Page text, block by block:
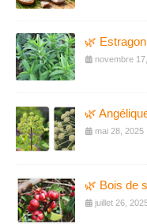
🌿
novembre
🌿
mai 28, 2025
🌿 Bois de
juillet 26,